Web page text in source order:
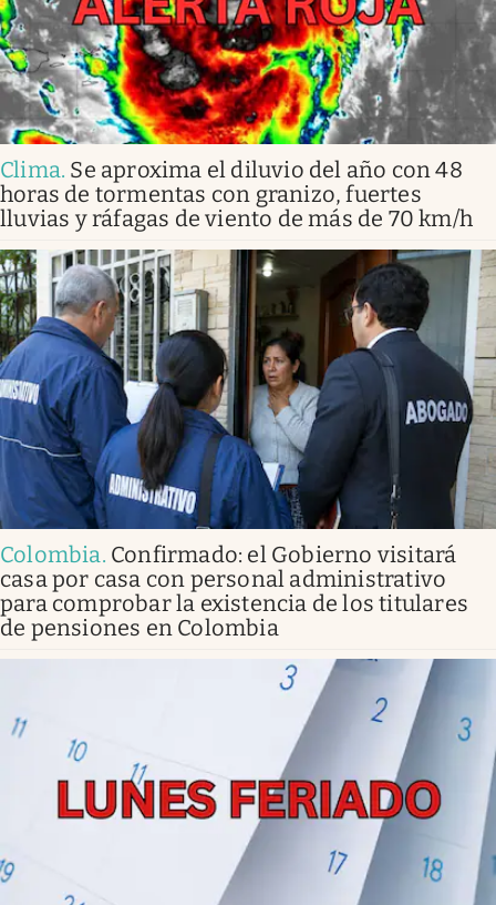
Clima. Se aproxima el diluvio del año con 48
horas de tormentas con granizo, fuertes
lluvias y ráfagas de viento de más de 70 km/h
Colombia. Confirmado: el Gobierno visitará
casa por casa con personal administrativo
para comprobar la existencia de los titulares
de pensiones en Colombia